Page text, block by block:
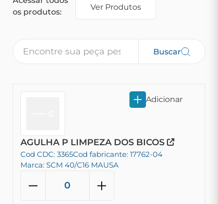
os produtos:
Ver Produtos
Buscar
AGULHA P LIMPEZA DOS BICOS
Cod CDC: 3365Cod fabricante: 17762-04
Marca: SCM 40/C16 MAUSA
Adicionar